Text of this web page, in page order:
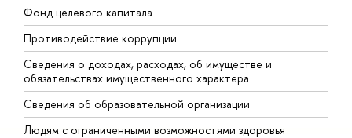
Фонд целевого капитала
Противодействие коррупции
Сведения о доходах, расходах, об имуществе и
обязательствах имущественного характера
Сведения об образовательной организации
Людям с ограниченными возможностями здоровья